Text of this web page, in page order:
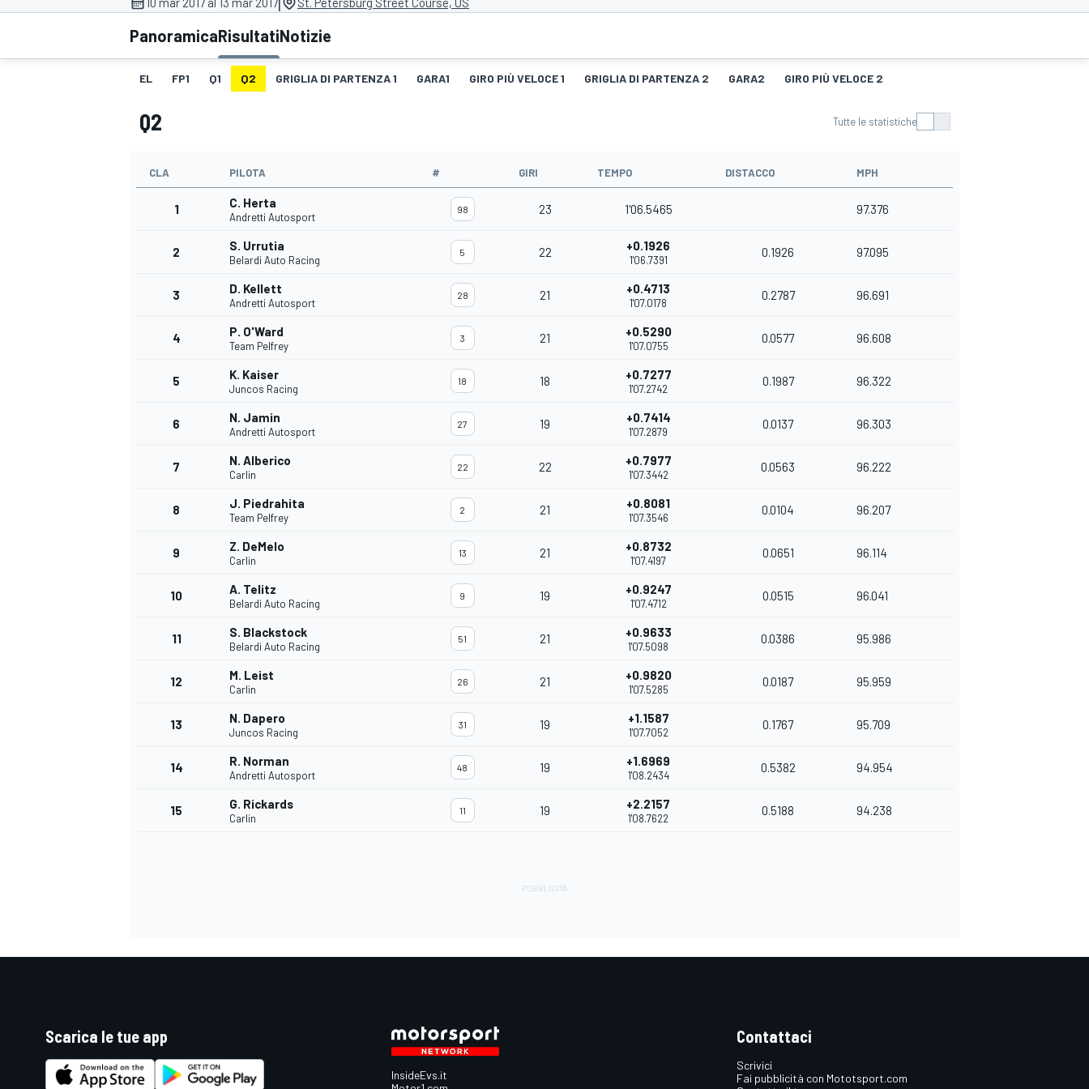
MOTOGP WEC
PanoramicaRisultatiNotizie
EL FP1 Q1 Q2 GRIGLIA DI PARTENZA 1 GARA1 GIRO PIÙ VELOCE 1 GRIGLIA DI PARTENZA 2 GARA2 GIRO PIÙ VELOCE 2
Q2 Tutte le statistiche
CLA PILOTA # GIRI TEMPO DISTACCO MPH
1 C. Herta
Andretti Autosport
98 23 1'06.5465 97.376
2 S. Urrutia
Belardi Auto Racing
5 22 +0.1926
1'06.7391
0.1926 97.095
3 D. Kellett
Andretti Autosport
28 21 +0.4713
1'07.0178
0.2787 96.691
4 P. O'Ward
Team Pelfrey
3 21 +0.5290
1'07.0755
0.0577 96.608
5 K. Kaiser
Juncos Racing
18 18 +0.7277
1'07.2742
0.1987 96.322
6 N. Jamin
Andretti Autosport
27 19 +0.7414
1'07.2879
0.0137 96.303
7 N. Alberico
Carlin
22 22 +0.7977
1'07.3442
0.0563 96.222
8 J. Piedrahita
Team Pelfrey
2 21 +0.8081
1'07.3546
0.0104 96.207
9 Z. DeMelo
Carlin
13 21 +0.8732
1'07.4197
0.0651 96.114
10 A. Telitz
Belardi Auto Racing
9 19 +0.9247
1'07.4712
0.0515 96.041
11 S. Blackstock
Belardi Auto Racing
51 21 +0.9633
1'07.5098
0.0386 95.986
12 M. Leist
Carlin
26 21 +0.9820
1'07.5285
0.0187 95.959
13 N. Dapero
Juncos Racing
31 19 +1.1587
1'07.7052
0.1767 95.709
14 R. Norman
Andretti Autosport
48 19 +1.6969
1'08.2434
0.5382 94.954
15 G. Rickards
Carlin
11 19 +2.2157
1'08.7622
0.5188 94.238
Scarica le tue app
InsideEvs.it
Contattaci
Scrivici
Fai pubblicità con Mototsport.com